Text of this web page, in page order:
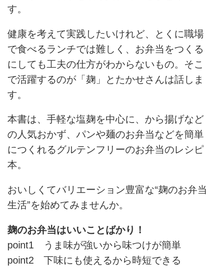
す。
健康を考えて実践したいけれど、とくに職場
で食べるランチでは難しく、お弁当をつくる
にしても工夫の仕方がわからないもの。そこ
で活躍するのが「麹」とたかせさんは話しま
す。
本書は、手軽な塩麹を中心に、から揚げなど
の人気おかず、パンや麺のお弁当などを簡単
につくれるグルテンフリーのお弁当のレシピ
本。
おいしくてバリエーション豊富な“麹のお弁当
生活”を始めてみませんか。
麹のお弁当はいいことばかり！
point1 うま味が強いから味つけが簡単
point2 下味にも使えるから時短できる